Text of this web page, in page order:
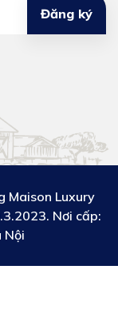
Đăng ký
Maison Luxury
Nơi cấp:
Nội